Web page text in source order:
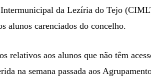
da Lezíria do Tejo
alunos carenciados do concelho.
relativos aos alunos que não têm
na semana passada aos